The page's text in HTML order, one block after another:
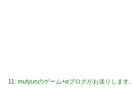
11: mutyunのゲーム+αブログがお送りします。